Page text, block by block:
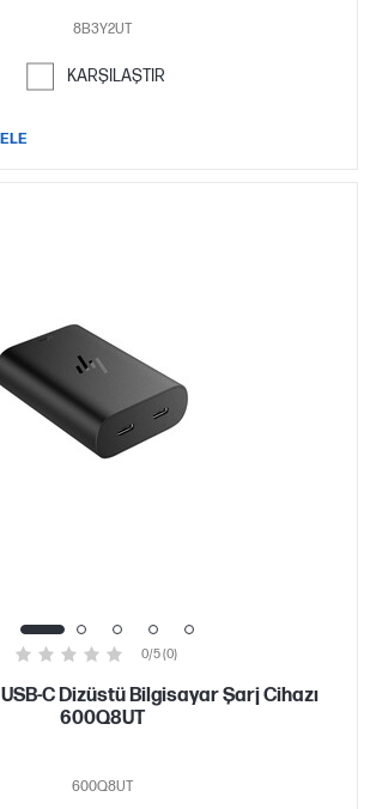
8B3Y2UT
KARŞILAŞTIR
0/5 (0)
C Dizüstü Bilgisayar Şarj Cihazı
600Q8UT
600Q8UT